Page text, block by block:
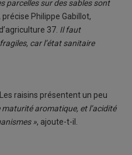
parcelles sur des sables sont
précise Philippe Gabillot,
37. Il faut
car l’état sanitaire
raisins présentent un peu
aromatique, et l’acidité
», ajoute-t-il.